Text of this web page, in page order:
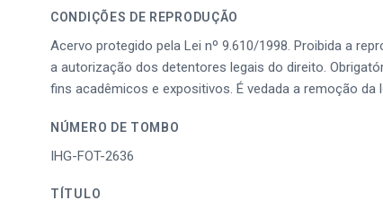
CONDIÇÕES DE REPRODUÇÃO
Acervo protegido pela Lei nº 9.610/1998. Proibida a
a autorização dos detentores legais do direito.
fins acadêmicos e expositivos. É vedada a remoção da
NÚMERO DE TOMBO
IHG-FOT-2636
TÍTULO